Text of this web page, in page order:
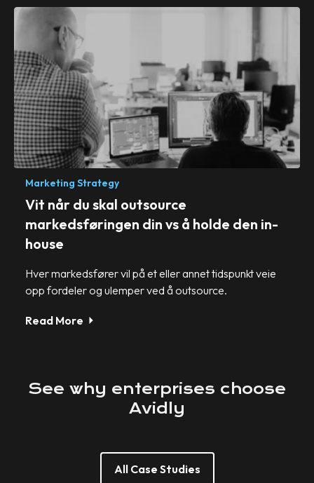
Marketing Strategy
Vit når du skal outsource
markedsføringen din vs å holde den in-
house
Hver markedsfører vil på et eller annet tidspunkt veie
opp fordeler og ulemper ved å outsource.
Read More
See why enterprises choose
Avidly
All Case Studies